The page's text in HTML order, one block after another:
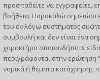
προσπαθείτε να εγγραφείτε,
βοήθεια. Παρακαλώ σημειώστε
του εν λόγω συστήματος
συμβουλή και δεν είναι ένα
χαρακτήρα οποιουδήποτε
περιγράφονται στην ερώτηση
νομικά ή θέματα κατάχρησης